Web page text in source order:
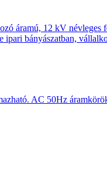
áramú, 12 kV névleges
ipari bányászatban,
AC 50Hz